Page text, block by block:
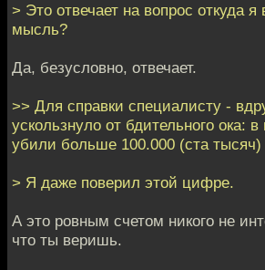
> Это отвечает на вопрос откуда я
мысль?
Да, безусловно, отвечает.
>> Для справки специалисту -
ускользнуло от бдительного ока:
убили больше 100.000 (ста тысяч)
> Я даже поверил этой цифре.
А это ровным счетом никого не
что ты веришь.